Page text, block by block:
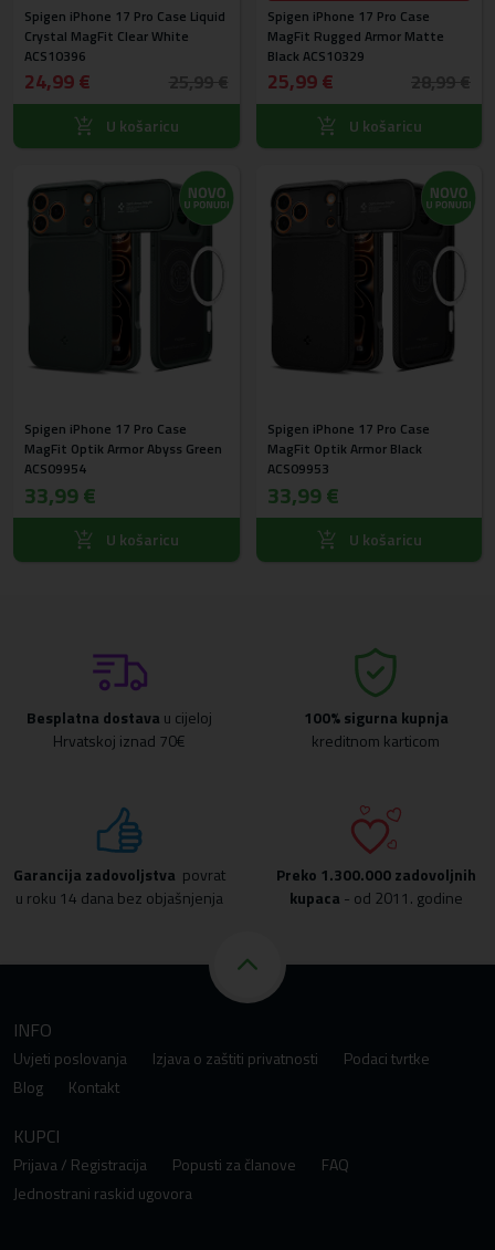
Spigen iPhone 17 Pro Case Liquid
Crystal MagFit Clear White
ACS10396
24,99 €
U košaricu
Spigen iPhone 17 Pro Case
MagFit Rugged Armor Matte
Black ACS10329
25,99 €
U košaricu
Spigen iPhone 17 Pro Case
MagFit Optik Armor Abyss Green
ACS09954
33,99 €
U košaricu
Spigen iPhone 17 Pro Case
MagFit Optik Armor Black
ACS09953
33,99 €
U košaricu
Besplatna dostava u cijeloj
Hrvatskoj iznad 70€
100% sigurna kupnja
kreditnom karticom
Garancija zadovoljstva povrat
u roku 14 dana bez objašnjenja
Preko 1.300.000 zadovoljnih
kupaca - od 2011. godine
INFO
Uvjeti poslovanja Izjava o zaštiti privatnosti
Podaci tvrtke
Blog
Kontakt
KUPCI
Prijava / Registracija Popusti za članove
FAQ
Jednostrani raskid ugovora